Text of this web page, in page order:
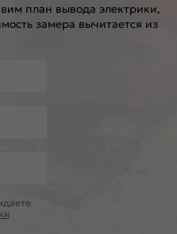
план вывода электрики,
замера вычитается из